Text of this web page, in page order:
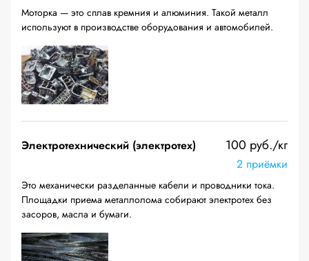
Моторка — это сплав кремния и алюминия. Такой металл
используют в производстве оборудования и автомобилей.
Электротехнический (электротех) 100 руб./кг
2 приёмки
Это механически разделанные кабели и проводники тока.
Площадки приема металлолома собирают электротех без
засоров, масла и бумаги.